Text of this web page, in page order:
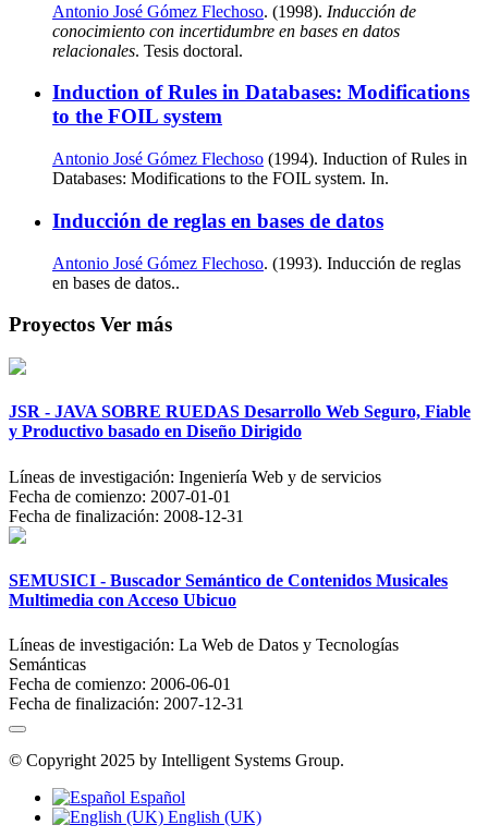
Antonio José Gómez Flechoso. (1998). Inducción de
conocimiento con incertidumbre en bases en datos
relacionales. Tesis doctoral.
Induction of Rules in Databases: Modifications
to the FOIL system
Antonio José Gómez Flechoso (1994). Induction of Rules in
Databases: Modifications to the FOIL system. In.
Inducción de reglas en bases de datos
Antonio José Gómez Flechoso. (1993). Inducción de reglas
en bases de datos..
Proyectos Ver más
JSR - JAVA SOBRE RUEDAS Desarrollo Web Seguro, Fiable
y Productivo basado en Diseño Dirigido
Líneas de investigación: Ingeniería Web y de servicios
Fecha de comienzo: 2007-01-01
Fecha de finalización: 2008-12-31
SEMUSICI - Buscador Semántico de Contenidos Musicales
Multimedia con Acceso Ubicuo
Líneas de investigación: La Web de Datos y Tecnologías
Semánticas
Fecha de comienzo: 2006-06-01
Fecha de finalización: 2007-12-31
© Copyright 2025 by Intelligent Systems Group.
Español
English (UK)